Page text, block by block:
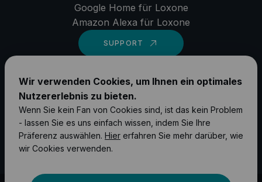
Google Home für Loxone
Amazon Alexa für Loxone
SUPPORT
LinkedIn
YouTube
Instagram
Wir verwenden Cookies, um Ihnen ein optimales
Nutzererlebnis zu bieten.
Wenn Sie kein Fan von Cookies sind, ist das kein Problem
- lassen Sie es uns einfach wissen, indem Sie Ihre
Präferenz auswählen. Hier erfahren Sie mehr darüber, wie
wir Cookies verwenden.